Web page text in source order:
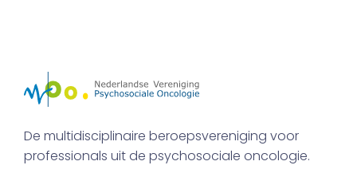
De multidisciplinaire beroepsvereniging voor
professionals uit de psychosociale oncologie.